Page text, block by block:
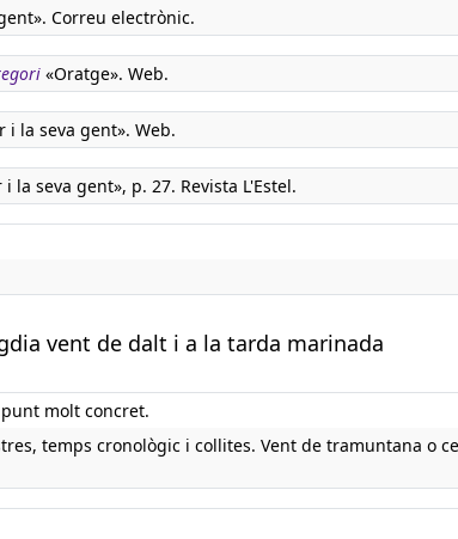
Correu electrònic.
«Oratge». Web.
i la seva gent». Web.
la seva gent», p. 27. Revista L'Estel.
vent de dalt i a la tarda marinada
molt concret.
temps cronològic i collites. Vent de tramuntana o